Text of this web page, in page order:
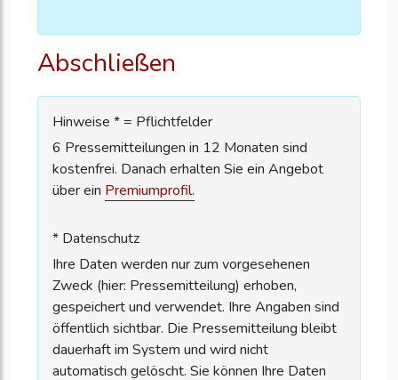
Abschließen
Hinweise * = Pflichtfelder
6 Pressemitteilungen in 12 Monaten sind
kostenfrei. Danach erhalten Sie ein Angebot
über ein Premiumprofil.
* Datenschutz
Ihre Daten werden nur zum vorgesehenen
Zweck (hier: Pressemitteilung) erhoben,
gespeichert und verwendet. Ihre Angaben sind
öffentlich sichtbar. Die Pressemitteilung bleibt
dauerhaft im System und wird nicht
automatisch gelöscht. Sie können Ihre Daten